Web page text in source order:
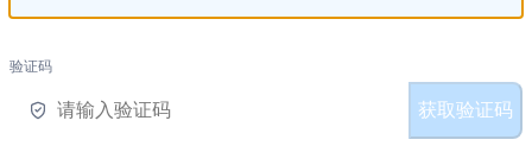
验证码
获取验证码